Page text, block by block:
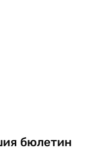
бюлетин